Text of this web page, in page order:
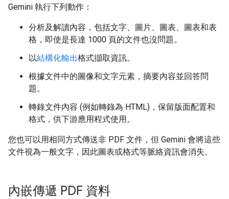
Gemini 執行下列動作：
分析及解讀內容，包括文字、圖片、圖表、圖表和表
格，即使是長達 1000 頁的文件也沒問題。
以結構化輸出格式擷取資訊。
根據文件中的圖像和文字元素，摘要內容並回答問
題。
轉錄文件內容 (例如轉錄為 HTML)，保留版面配置和
格式，供下游應用程式使用。
您也可以用相同方式傳送非 PDF 文件，但 Gemini 會將這些
文件視為一般文字，因此圖表或格式等脈絡資訊會消失。
內嵌傳遞 PDF 資料